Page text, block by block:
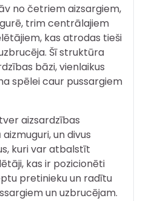
no četriem aizsargiem,
trim centrālajiem
kas atrodas tieši
Šī struktūra
bāzi, vienlaikus
spēlei caur pussargiem
aizsardzības
un divus
kuri var atbalstīt
kas ir pozicionēti
pretinieku un radītu
un uzbrucējam.